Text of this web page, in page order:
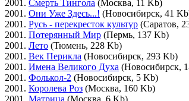
2001. Смерть Тингола (Москва, 11 Kb)
2001. Они Уже Здесь...! (Новосибирск, 41
2001. Русь - перекресток культур (Саратов,
2001. Потерянный Мир (Пермь, 137 Kb)
2001. Лето (Тюмень, 228 Kb)
2001. Век Перикла (Новосибирск, 293 Kb)
2001. Имена Великого Духа (Новосибирск,
2001. Фолькол-2 (Новосибирск, 5 Kb)
2001. Королева Роз (Москва, 160 Kb)
2001. Матрица (Москва, 6 Kb)